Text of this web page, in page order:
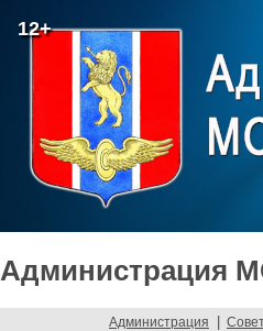
12+
Администрация
Администрация